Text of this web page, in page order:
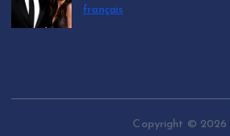
français
Copyright © 2026